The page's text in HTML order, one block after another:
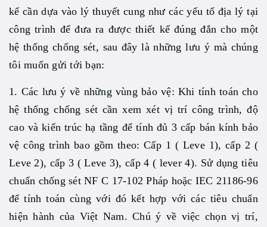
kế cần dựa vào lý thuyết cung như các yếu tố địa lý tại
công trình để đưa ra được thiết kế đúng đắn cho một
hệ thống chống sét, sau đây là những lưu ý mà chúng
tôi muốn gửi tới bạn:
1. Các lưu ý về những vùng bảo vệ: Khi tính toán cho
hệ thống chống sét cần xem xét vị trí công trình, độ
cao và kiến trúc hạ tầng để tính đủ 3 cấp bán kính bảo
vệ công trình bao gồm theo: Cấp 1 ( Leve 1), cấp 2 (
Leve 2), cấp 3 ( Leve 3), cấp 4 ( lever 4). Sử dụng tiêu
chuẩn chống sét NF C 17-102 Pháp hoặc IEC 21186-96
để tính toán cùng với đó kết hợp với các tiêu chuẩn
hiện hành của Việt Nam. Chú ý về việc chọn vị trí,